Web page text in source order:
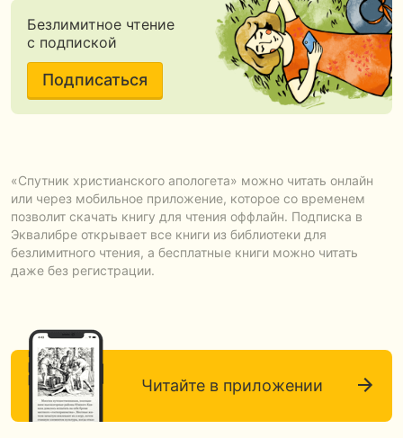
Безлимитное чтение
с подпиской
Подписаться
«Спутник христианского апологета» можно читать онлайн
или через мобильное приложение, которое со временем
позволит скачать книгу для чтения оффлайн. Подписка в
Эквалибре открывает все книги из библиотеки для
безлимитного чтения, а бесплатные книги можно читать
даже без регистрации.
Читайте в приложении